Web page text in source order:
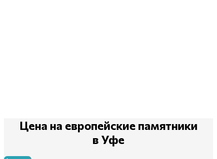
Цена на европейские памятники
в Уфе